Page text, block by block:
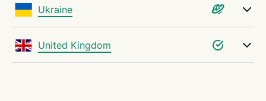
Ukraine
United Kingdom